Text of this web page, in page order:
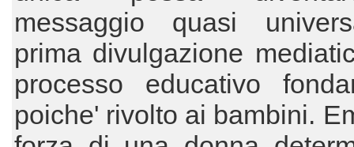
messaggio quasi
prima divulgazione
processo educativo
poiche' rivolto ai bambini.